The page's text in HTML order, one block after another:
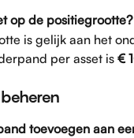
op de positiegrootte?
is gelijk aan het
per asset is €
toevoegen aan